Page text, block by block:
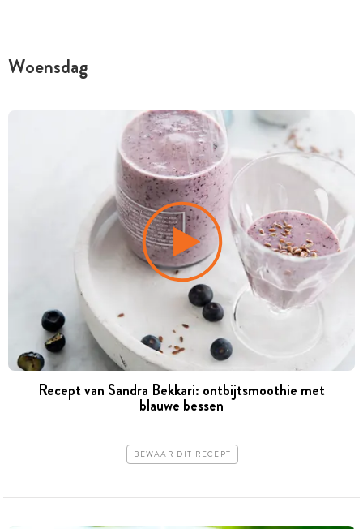
Woensdag
Recept van Sandra Bekkari: ontbijtsmoothie met
blauwe bessen
BEWAAR DIT RECEPT